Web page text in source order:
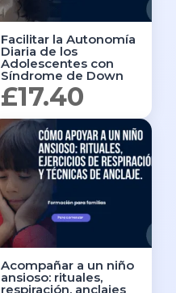
Facilitar la Autonomía
Diaria de los
Adolescentes con
Síndrome de Down
£17.40
Acompañar a un niño
ansioso: rituales,
respiración, anclajes